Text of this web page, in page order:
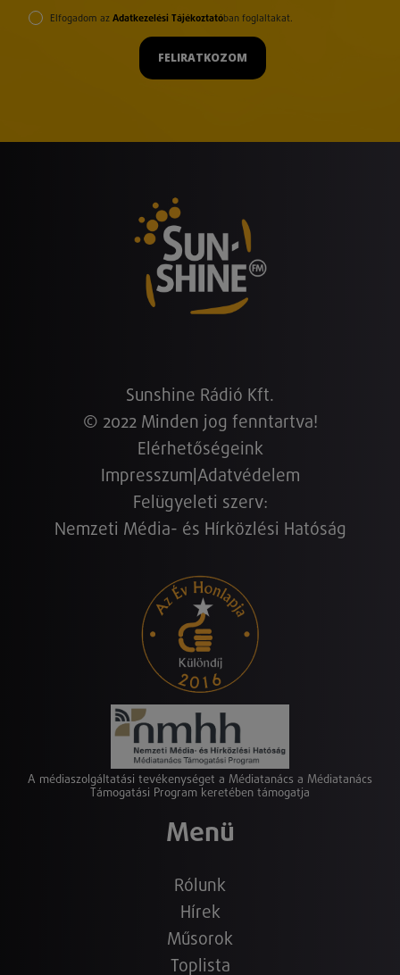
Elfogadom az Adatkezelési Tájékoztatóban foglaltakat.
FELIRATKOZOM
Sunshine Rádió Kft.
© 2022 Minden jog fenntartva!
Elérhetőségeink
Impresszum Adatvédelem
Felügyeleti szerv:
Nemzeti Média- és Hírközlési Hatóság
A médiaszolgáltatási tevékenységet a Médiatanács a Médiatanács
Támogatási Program keretében támogatja
Menü
Rólunk
Hírek
Műsorok
Toplista